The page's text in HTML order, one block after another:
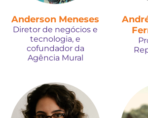
Anderson Meneses
Diretor de negócios e
tecnologia, e
cofundador da
Agência Mural